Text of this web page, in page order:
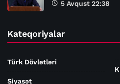
5 Avqust 22:38
Kateqoriyalar
Türk Dövlətləri
Siyasət